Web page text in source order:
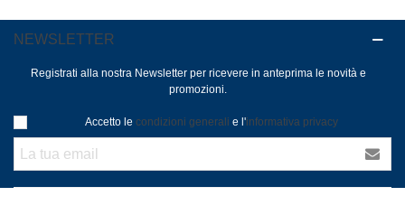
NEWSLETTER
Registrati alla nostra Newsletter per ricevere in anteprima le novità e
promozioni.
Accetto le condizioni generali e l'informativa privacy